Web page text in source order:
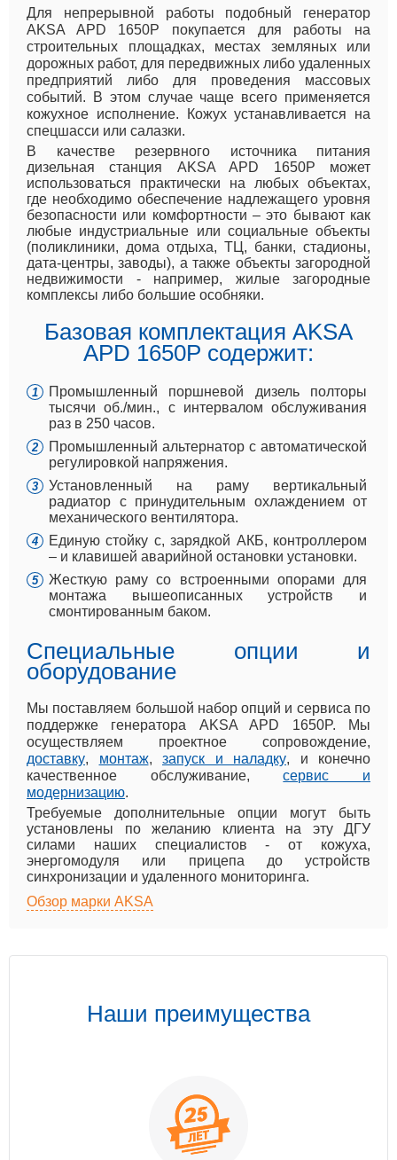
Для непрерывной работы подобный генератор
AKSA APD 1650P покупается для работы на
строительных площадках, местах земляных или
дорожных работ, для передвижных либо удаленных
предприятий либо для проведения массовых
событий. В этом случае чаще всего применяется
кожухное исполнение. Кожух устанавливается на
спецшасси или салазки.
В качестве резервного источника питания
дизельная станция AKSA APD 1650P может
использоваться практически на любых объектах,
где необходимо обеспечение надлежащего уровня
безопасности или комфортности – это бывают как
любые индустриальные или социальные объекты
(поликлиники, дома отдыха, ТЦ, банки, стадионы,
дата-центры, заводы), а также объекты загородной
недвижимости - например, жилые загородные
комплексы либо большие особняки.
Базовая комплектация AKSA
APD 1650P содержит:
Промышленный поршневой дизель полторы
тысячи об./мин., с интервалом обслуживания
раз в 250 часов.
Промышленный альтернатор с автоматической
регулировкой напряжения.
Установленный на раму вертикальный
радиатор с принудительным охлаждением от
механического вентилятора.
Единую стойку с, зарядкой АКБ, контроллером
– и клавишей аварийной остановки установки.
Жесткую раму со встроенными опорами для
монтажа вышеописанных устройств и
смонтированным баком.
Специальные опции и
оборудование
Мы поставляем большой набор опций и сервиса по
поддержке генератора AKSA APD 1650P. Мы
осуществляем проектное сопровождение,
доставку, монтаж, запуск и наладку, и конечно
качественное обслуживание,сервис и
модернизацию.
Требуемые дополнительные опции могут быть
установлены по желанию клиента на эту ДГУ
силами наших специалистов - от кожуха,
энергомодуля или прицепа до устройств
синхронизации и удаленного мониторинга.
Обзор марки AKSA
Наши преимущества